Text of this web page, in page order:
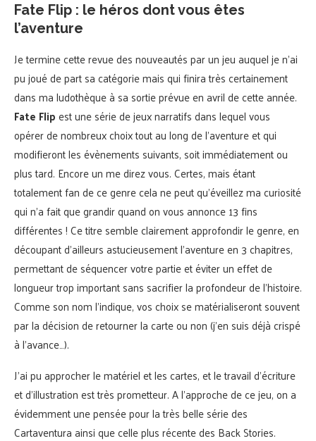
Fate Flip : le héros dont vous êtes
l’aventure
Je termine cette revue des nouveautés par un jeu auquel je n’ai
pu joué de part sa catégorie mais qui finira très certainement
dans ma ludothèque à sa sortie prévue en avril de cette année.
Fate Flipest une série de jeux narratifs dans lequel vous
opérer de nombreux choix tout au long de l’aventure et qui
modifieront les évènements suivants, soit immédiatement ou
plus tard. Encore un me direz vous. Certes, mais étant
totalement fan de ce genre cela ne peut qu’éveillez ma curiosité
qui n’a fait que grandir quand on vous annonce 13 fins
différentes ! Ce titre semble clairement approfondir le genre, en
découpant d’ailleurs astucieusement l’aventure en 3 chapitres,
permettant de séquencer votre partie et éviter un effet de
longueur trop important sans sacrifier la profondeur de l’histoire.
Comme son nom l’indique, vos choix se matérialiseront souvent
par la décision de retourner la carte ou non (j’en suis déjà crispé
à l’avance…).
J’ai pu approcher le matériel et les cartes, et le travail d’écriture
et d’illustration est très prometteur. A l’approche de ce jeu, on a
évidemment une pensée pour la très belle série des
Cartaventura ainsi que celle plus récente des Back Stories.